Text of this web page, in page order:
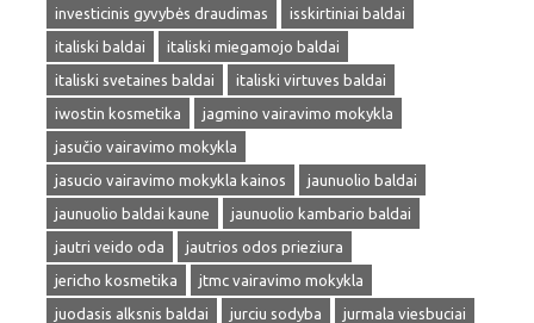
investicinis gyvybės draudimas
isskirtiniai baldai
italiski baldai
italiski miegamojo baldai
italiski svetaines baldai
italiski virtuves baldai
iwostin kosmetika
jagmino vairavimo mokykla
jasučio vairavimo mokykla
jasucio vairavimo mokykla kainos
jaunuolio baldai
jaunuolio baldai kaune
jaunuolio kambario baldai
jautri veido oda
jautrios odos prieziura
jericho kosmetika
jtmc vairavimo mokykla
juodasis alksnis baldai
jurciu sodyba
jurmala viesbuciai